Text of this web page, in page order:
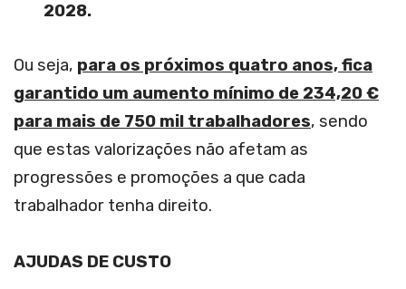
2028.
Ou seja, para os próximos quatro anos, fica
garantido um aumento mínimo de 234,20 €
para mais de 750 mil trabalhadores, sendo
que estas valorizações não afetam as
progressões e promoções a que cada
trabalhador tenha direito.
AJUDAS DE CUSTO